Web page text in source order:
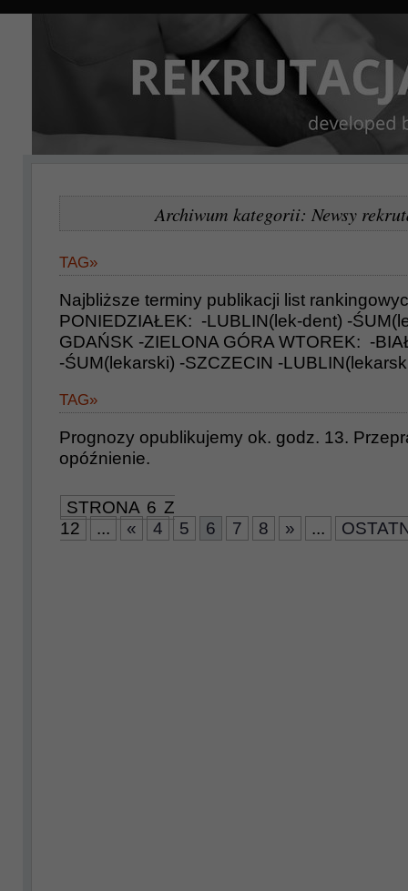
Archiwum kategorii: Newsy
TAG»
Najbliższe terminy publikacji list
PONIEDZIAŁEK: -LUBLIN(lek-dent) -
GDAŃSK -ZIELONA GÓRA WTOREK: -
-ŚUM(lekarski) -SZCZECIN -
TAG»
Prognozy opublikujemy ok. godz. 13.
opóźnienie.
STRONA 6 Z
12
... « 4 5 6 7 8 » ...